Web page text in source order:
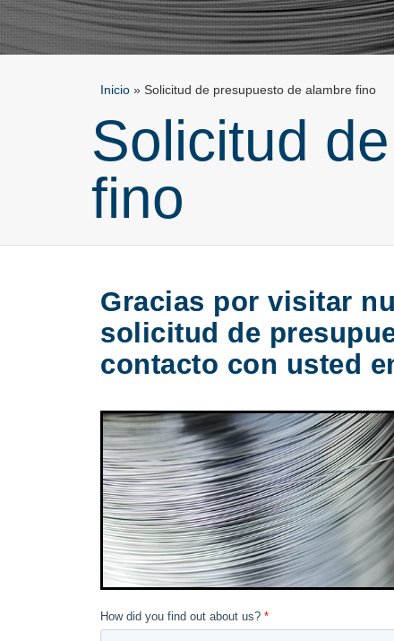
Inicio » Solicitud de presupuesto de alambre fino
Solicitud
fino
Gracias por visitar
solicitud de
contacto con usted